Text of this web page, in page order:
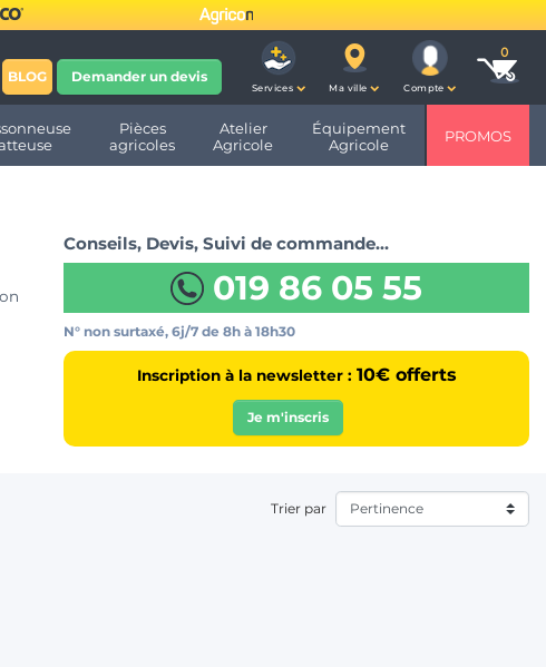
BLOG
Demander un devis
Services Ma ville Compte
Pièces
agricoles
Atelier
Agricole
Équipement
Agricole
PROMOS
Conseils, Devis, Suivi de commande…
019 86 05 55
N° non surtaxé, 6j/7 de 8h à 18h30
Inscription à la newsletter : 10€ offerts
Je m'inscris
Trier par